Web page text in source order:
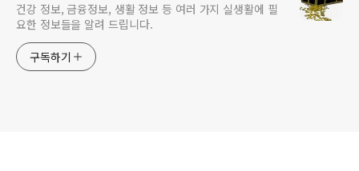
건강 정보, 금융정보, 생활 정보 등 여러 가지 실생활에 필
요한 정보들을 알려 드립니다.
구독하기